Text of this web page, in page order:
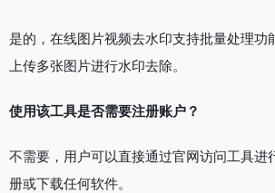
是的，在线图片视频去水印支持批量处理功
上传多张图片进行水印去除。
使用该工具是否需要注册账户？
不需要，用户可以直接通过官网访问工具进
册或下载任何软件。